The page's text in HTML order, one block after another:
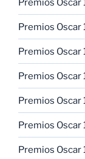
Premios Oscar
Premios Oscar
Premios Oscar
Premios Oscar
Premios Oscar
Premios Oscar
Premios Oscar